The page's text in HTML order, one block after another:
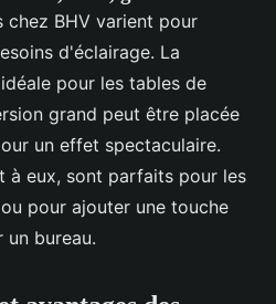
chez BHV varient pour
d'éclairage. La
pour les tables de
grand peut être placée
un effet spectaculaire.
à eux, sont parfaits pour les
pour ajouter une touche
un bureau.